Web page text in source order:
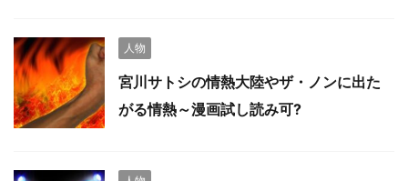
人物
宮川サトシの情熱大陸やザ・ノンに出た
がる情熱～漫画試し読み可?